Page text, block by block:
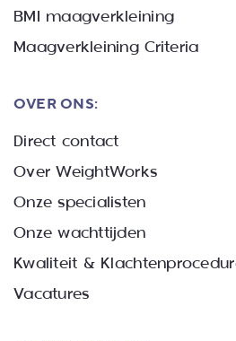
BMI maagverkleining
Maagverkleining Criteria
OVER ONS:
Direct contact
Over WeightWorks
Onze specialisten
Onze wachttijden
Kwaliteit &
Vacatures